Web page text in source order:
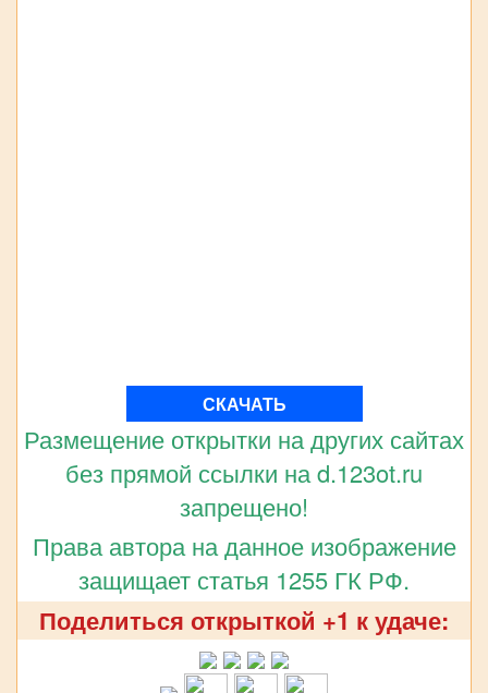
СКАЧАТЬ
Размещение открытки на других сайтах
без прямой ссылки на d.123ot.ru
запрещено!
Права автора на данное изображение
защищает статья 1255 ГК РФ.
Поделиться открыткой +1 к удаче: